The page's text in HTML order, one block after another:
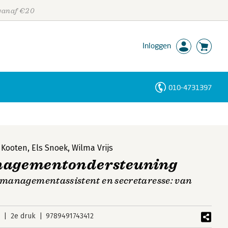
€20
Inloggen
010-4731397
, Els Snoek, Wilma Vrijs
en secretaresse: van
2e druk 9789491743412
Personen